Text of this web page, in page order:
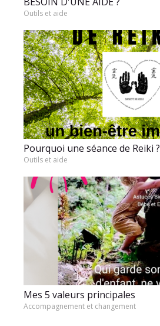
Outils et aide
Pourquoi une séance de Reiki ?
Outils et aide
Mes 5 valeurs principales
Accompagnement et changement